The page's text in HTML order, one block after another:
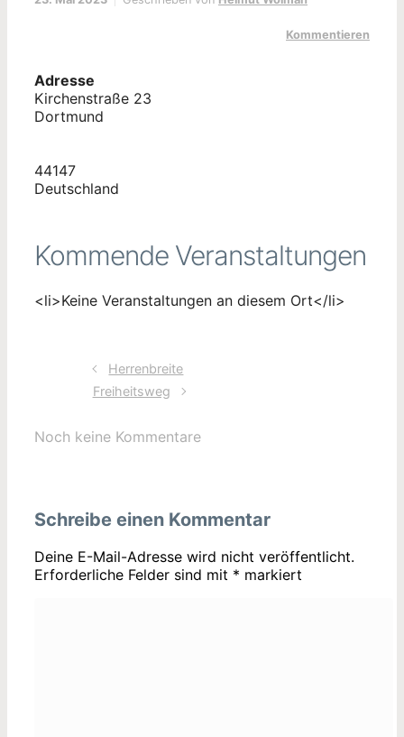
Kommentieren
Adresse
Kirchenstraße 23
Dortmund
44147
Deutschland
Kommende Veranstaltungen
<li>Keine Veranstaltungen an diesem Ort</li>
Herrenbreite
Freiheitsweg
Noch keine Kommentare
Schreibe einen Kommentar
Deine E-Mail-Adresse wird nicht veröffentlicht.
Erforderliche Felder sind mit * markiert